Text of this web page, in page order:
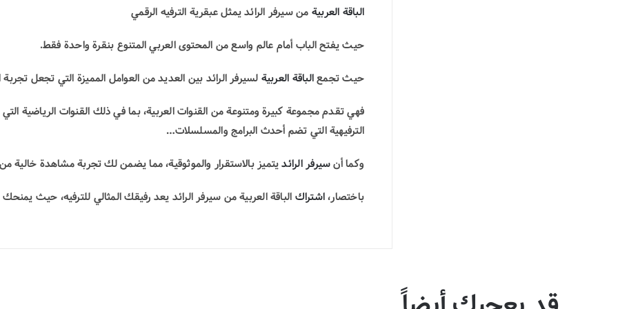
الباقة العربية من سيرفر الرائد يمثل عبقرية الترفيه الرقمي
حيث يفتح الباب أمام عالم واسع من المحتوى العربي المتنوع بنقرة واحدة فقط.
حيث تجمعالباقة العربية لسيرفر الرائد بين العديد من العوامل المميزة التي تجعل
فهي تقدم مجموعة كبيرة ومتنوعة من القنوات العربية، بما في ذلك القنوات الرياضية
الترفيهية التي تضم أحدث البرامج والمسلسلات…
وكما أنسيرفر الرائديتميز بالاستقرار والموثوقية، مما يضمن لك تجربة مشاهدة خالية
باختصار،اشتراك الباقة العربية من سيرفر الرائد يعد رفيقك المثالي للترفيه، حيث يمنحك